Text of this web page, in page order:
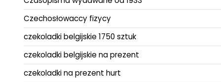
Czechosłowaccy fizycy
czekoladki belgijskie 1750 sztuk
czekoladki belgijskie na prezent
czekoladki na prezent hurt